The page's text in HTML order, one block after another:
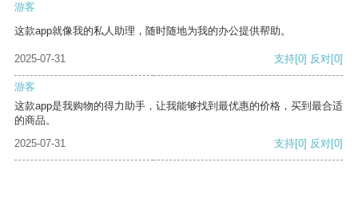
游客
这款app就像我的私人助理，随时随地为我的办公提供帮助。
2025-07-31 支持[0] 反对[0]
游客
这款app是我购物的得力助手，让我能够找到最优惠的价格，买到最合适
的商品。
2025-07-31
支持[0] 反对[0]